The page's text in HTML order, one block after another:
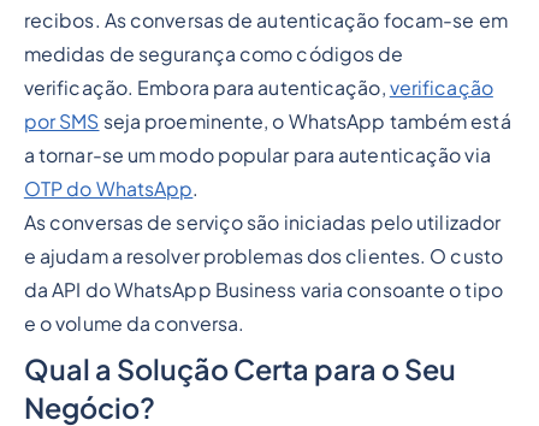
recibos. As conversas de autenticação focam-se em
medidas de segurança como códigos de
verificação. Embora para autenticação, verificação
por SMS seja proeminente, o WhatsApp também está
a tornar-se um modo popular para autenticação via
OTP do WhatsApp.
As conversas de serviço são iniciadas pelo utilizador
e ajudam a resolver problemas dos clientes. O custo
da API do WhatsApp Business varia consoante o tipo
e o volume da conversa.
Qual a Solução Certa para o Seu
Negócio?